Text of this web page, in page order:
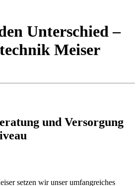
Unterschied –
Meiser
und Versorgung
setzen wir unser umfangreiches